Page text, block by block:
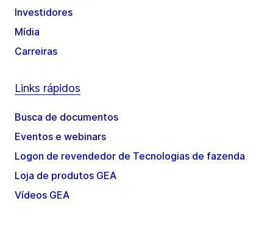
Investidores
Mídia
Carreiras
Links rápidos
Busca de documentos
Eventos e webinars
Logon de revendedor de Tecnologias de fazenda
Loja de produtos GEA
Vídeos GEA